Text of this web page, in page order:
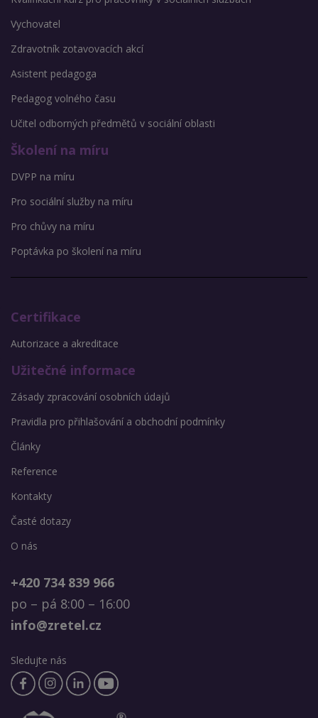
Vychovatel
Zdravotník zotavovacích akcí
Asistent pedagoga
Pedagog volného času
Učitel odborných předmětů v sociální oblasti
Školení na míru
DVPP na míru
Pro sociální služby na míru
Pro chůvy na míru
Poptávka po školení na míru
Certifikace
Autorizace a akreditace
Užitečné informace
Zásady zpracování osobních údajů
Pravidla pro přihlašování a obchodní podmínky
Články
Reference
Kontakty
Časté dotazy
O nás
+420 734 839 966
po – pá 8:00 – 16:00
info@zretel.cz
Sledujte nás